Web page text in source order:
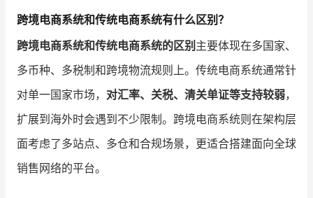
跨境电商系统和传统电商系统有什么区别？
跨境电商系统和传统电商系统的区别 主要体现在多国家、
多币种、多税制和跨境物流规则上。传统电商系统通常针
对单一国家市场， 对汇率、关税、清关单证等支持较弱，
扩展到海外时会遇到不少限制。跨境电商系统则在架构层
面考虑了多站点、多仓和合规场景，更适合搭建面向全球
销售网络的平台。